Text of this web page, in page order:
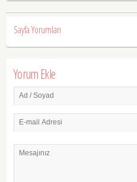
Sayfa Yorumları
Yorum Ekle
Ad / Soyad
E-mail Adresi
Mesajınız